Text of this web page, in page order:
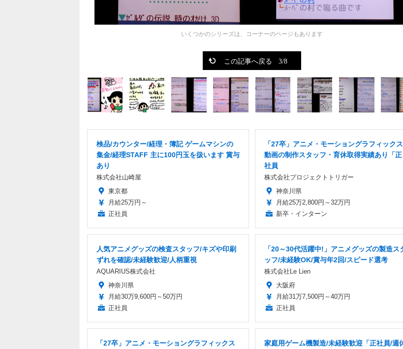
いくつかのシリーズは、コーナーのページもあります
この記事へ戻る 3/8
検品/カウンター/経理・簿記 ゲームマシンの
集金/経理STAFF 主に100円玉を扱います 賞与
あり
株式会社山崎屋
東京都
月給25万円～
正社員
「27卒」アニメ・モーショングラフィックス
動画の制作スタッフ・育休取得実績あり「正
社員
株式会社プロジェクトトリガー
神奈川県
月給25万2,800円～32万円
新卒・インターン
人気アニメグッズの検査スタッフ/キズや印刷
ずれを確認/未経験歓迎/人柄重視
AQUARIUS株式会社
神奈川県
月給30万9,600円～50万円
正社員
「20～30代活躍中!」アニメグッズの製造ス
ッフ/未経験OK/賞与年2回/スピード選考
株式会社Le Lien
大阪府
月給31万7,500円～40万円
正社員
「27卒」アニメ・モーショングラフィックス
家庭用ゲーム機製造/未経験歓迎「正社員/週